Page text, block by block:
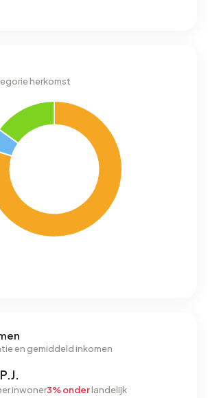
herkomst
en gemiddeld inkomen
inwoner3% onderlandelijk